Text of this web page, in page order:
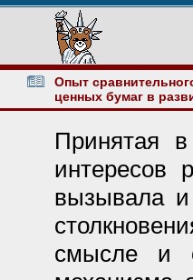
Опыт
ценных бумаг в
Принятая
интересов
вызывала
смысле и